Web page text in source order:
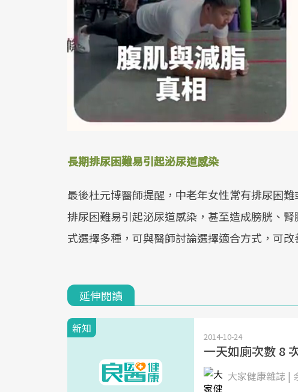
長期排尿困難易引起泌尿道感染
最後杜元博醫師提醒，中老年女性常有排尿困
排尿困難易引起泌尿道感染，甚至造成膀胱、
式選擇多種，可與醫師討論選擇適合方式，可
延伸閱讀
新知
2014-10-24
一天如廁次數 8
大家健康雜誌 |